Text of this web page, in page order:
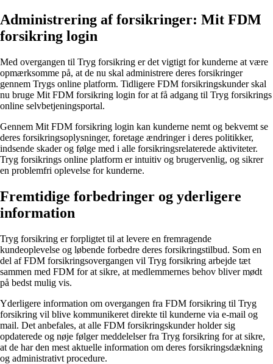
Administrering af forsikringer: Mit FDM
forsikring login
Med overgangen til Tryg forsikring er det vigtigt for kunderne at være
opmærksomme på, at de nu skal administrere deres forsikringer
gennem Trygs online platform. Tidligere FDM forsikringskunder skal
nu bruge Mit FDM forsikring login for at få adgang til Tryg forsikrings
online selvbetjeningsportal.
Gennem Mit FDM forsikring login kan kunderne nemt og bekvemt se
deres forsikringsoplysninger, foretage ændringer i deres politikker,
indsende skader og følge med i alle forsikringsrelaterede aktiviteter.
Tryg forsikrings online platform er intuitiv og brugervenlig, og sikrer
en problemfri oplevelse for kunderne.
Fremtidige forbedringer og yderligere
information
Tryg forsikring er forpligtet til at levere en fremragende
kundeoplevelse og løbende forbedre deres forsikringstilbud. Som en
del af FDM forsikringsovergangen vil Tryg forsikring arbejde tæt
sammen med FDM for at sikre, at medlemmernes behov bliver mødt
på bedst mulig vis.
Yderligere information om overgangen fra FDM forsikring til Tryg
forsikring vil blive kommunikeret direkte til kunderne via e-mail og
mail. Det anbefales, at alle FDM forsikringskunder holder sig
opdaterede og nøje følger meddelelser fra Tryg forsikring for at sikre,
at de har den mest aktuelle information om deres forsikringsdækning
og administrativt procedure.